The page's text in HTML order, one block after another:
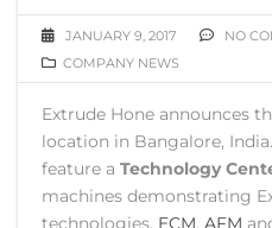
JANUARY 9, 2017
NO
COMPANY NEWS
Extrude Hone announces
location in Bangalore,
feature a Technology
machines demonstrating